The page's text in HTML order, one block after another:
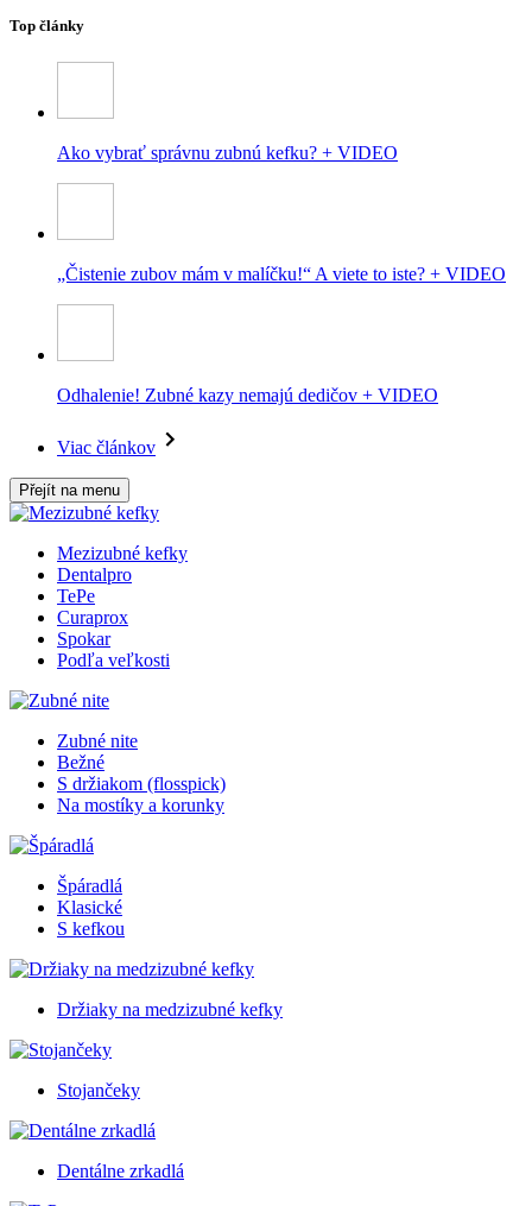
Top články
Ako vybrať správnu zubnú kefku? + VIDEO
„Čistenie zubov mám v malíčku!“ A viete to iste? + VIDEO
Odhalenie! Zubné kazy nemajú dedičov + VIDEO
Viac článkov
Přejít na menu
Mezizubné kefky
Dentalpro
TePe
Curaprox
Spokar
Podľa veľkosti
Zubné nite
Bežné
S držiakom (flosspick)
Na mostíky a korunky
Špáradlá
Klasické
S kefkou
Držiaky na medzizubné kefky
Stojančeky
Dentálne zrkadlá